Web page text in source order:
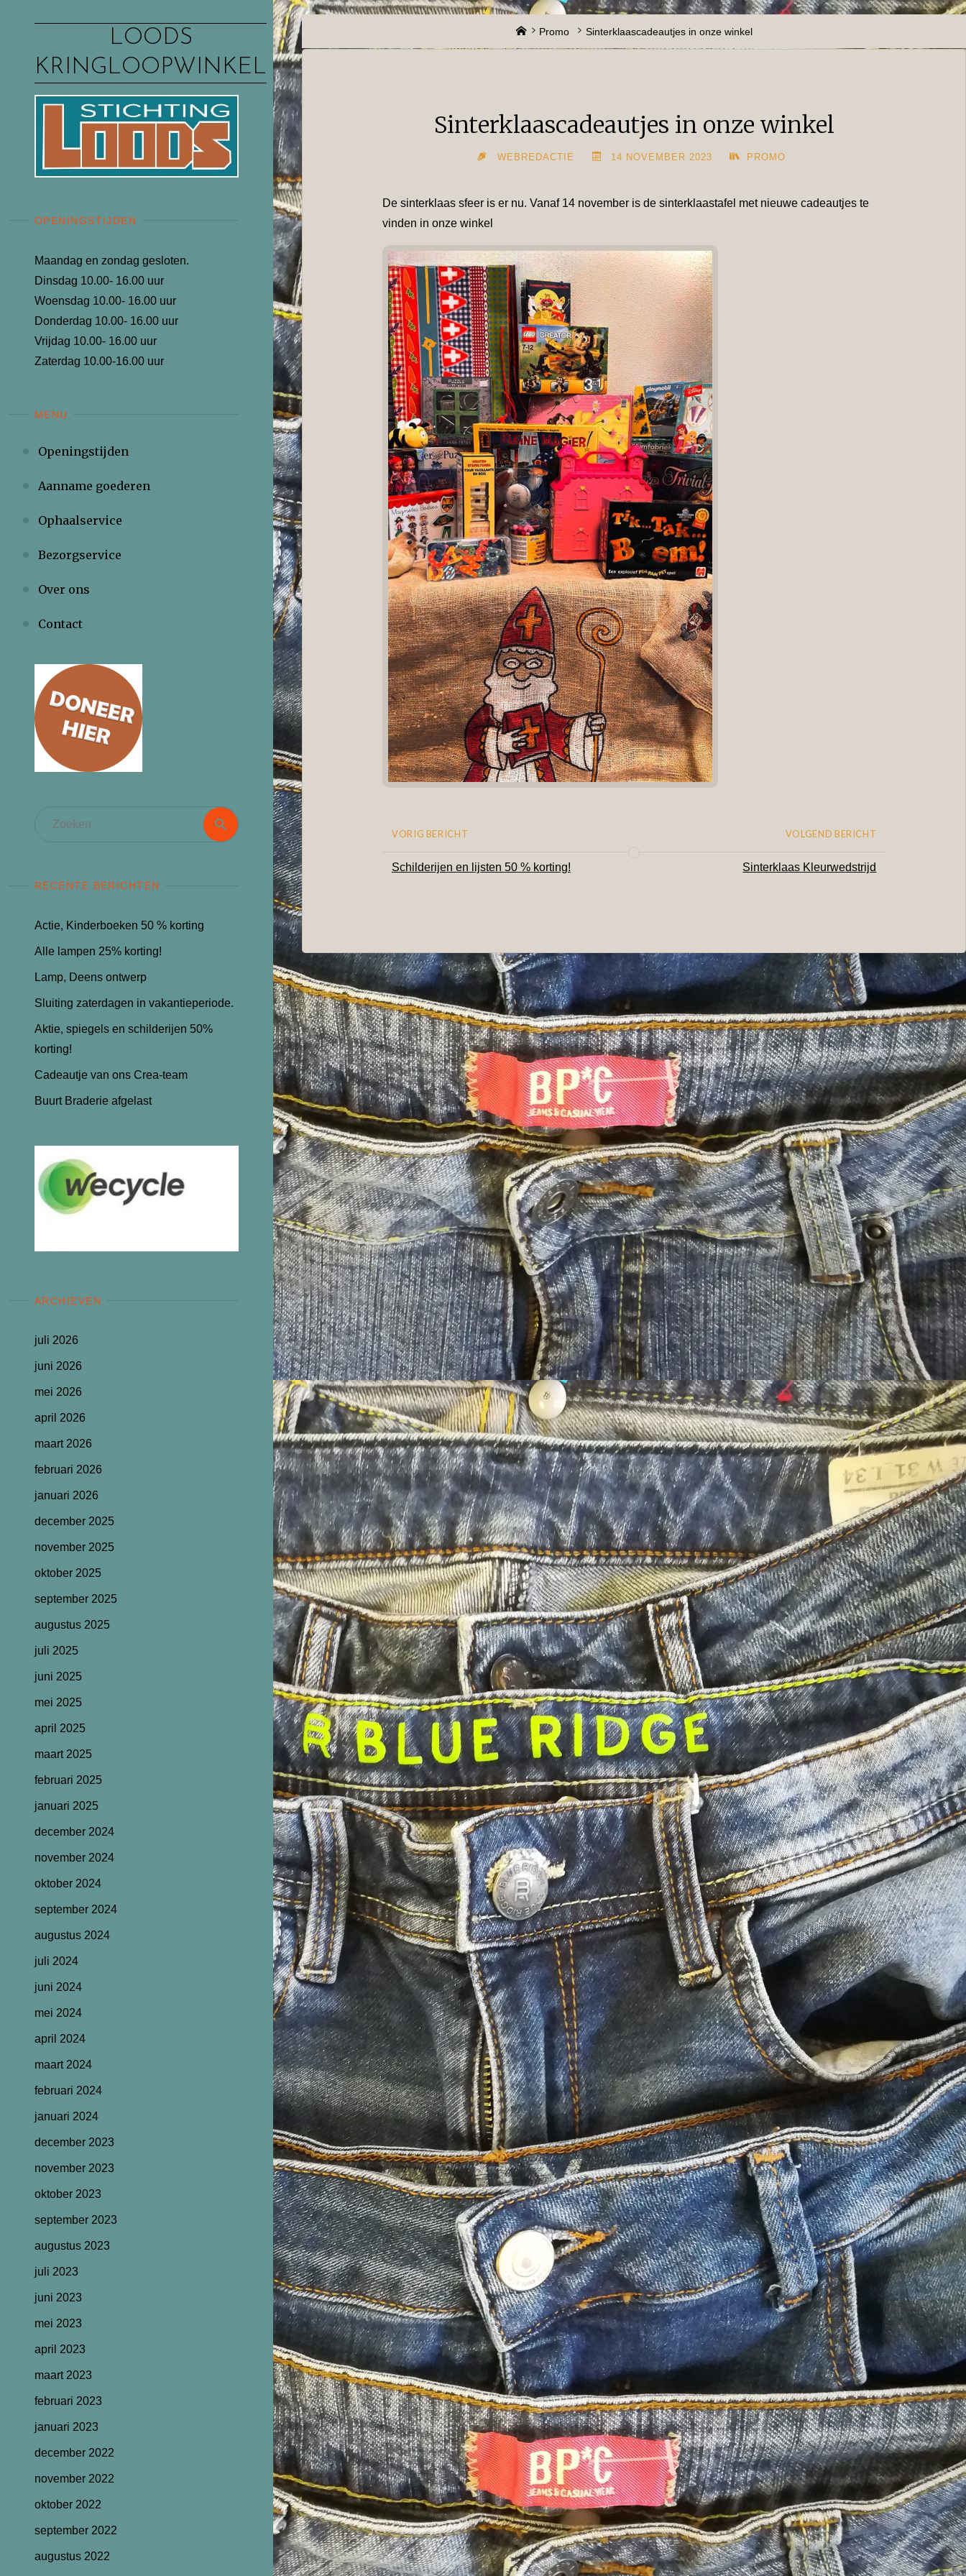
LOODS
KRINGLOOPWINKEL
OPENINGSTIJDEN
Maandag en zondag gesloten.
Dinsdag 10.00- 16.00 uur
Woensdag 10.00- 16.00 uur
Donderdag 10.00- 16.00 uur
Vrijdag 10.00- 16.00 uur
Zaterdag 10.00-16.00 uur
MENU
Openingstijden
Aanname goederen
Ophaalservice
Bezorgservice
Over ons
Contact
Zoeken
Zoeken
RECENTE BERICHTEN
Actie, Kinderboeken 50 % korting
Alle lampen 25% korting!
Lamp, Deens ontwerp
Sluiting zaterdagen in vakantieperiode.
Aktie, spiegels en schilderijen 50%
korting!
Cadeautje van ons Crea-team
Buurt Braderie afgelast
ARCHIEVEN
juli 2026
juni 2026
mei 2026
april 2026
maart 2026
februari 2026
januari 2026
december 2025
november 2025
oktober 2025
september 2025
augustus 2025
juli 2025
juni 2025
mei 2025
april 2025
maart 2025
februari 2025
januari 2025
december 2024
november 2024
oktober 2024
september 2024
augustus 2024
juli 2024
juni 2024
mei 2024
april 2024
maart 2024
februari 2024
januari 2024
december 2023
november 2023
oktober 2023
september 2023
augustus 2023
juli 2023
juni 2023
mei 2023
april 2023
maart 2023
februari 2023
januari 2023
december 2022
november 2022
oktober 2022
september 2022
augustus 2022
HomePromo Sinterklaascadeautjes in onze winkel
Sinterklaascadeautjes in onze winkel
WEBREDACTIE 14 NOVEMBER 2023 PROMO
De sinterklaas sfeer is er nu. Vanaf 14 november is de sinterklaastafel met nieuwe cadeautjes te
vinden in onze winkel
VORIG BERICHT
Schilderijen en lijsten 50 % korting!
VOLGEND BERICHT
Sinterklaas Kleurwedstrijd